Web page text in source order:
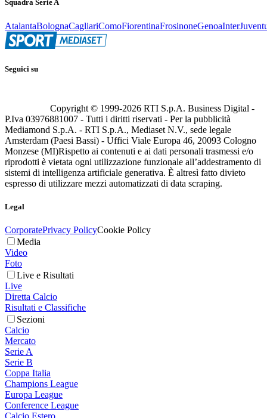
Squadra Serie A
AtalantaBolognaCagliariComoFiorentinaFrosinoneGenoaInter
Seguici su
Copyright © 1999-2026 RTI S.p.A. Business Digital -
P.Iva 03976881007 - Tutti i diritti riservati - Per la pubblicità
Mediamond S.p.A. - RTI S.p.A., Mediaset N.V., sede legale
Amsterdam (Paesi Bassi) - Uffici Viale Europa 46, 20093 Cologno
Monzese (MI)Rispetto ai contenuti e ai dati personali trasmessi e/o
riprodotti è vietata ogni utilizzazione funzionale all’addestramento di
sistemi di intelligenza artificiale generativa. È altresì fatto divieto
espresso di utilizzare mezzi automatizzati di data scraping.
Legal
CorporatePrivacy PolicyCookie Policy
Media
Video
Foto
Live e Risultati
Live
Diretta Calcio
Risultati e Classifiche
Sezioni
Calcio
Mercato
Serie A
Serie B
Coppa Italia
Champions League
Europa League
Conference League